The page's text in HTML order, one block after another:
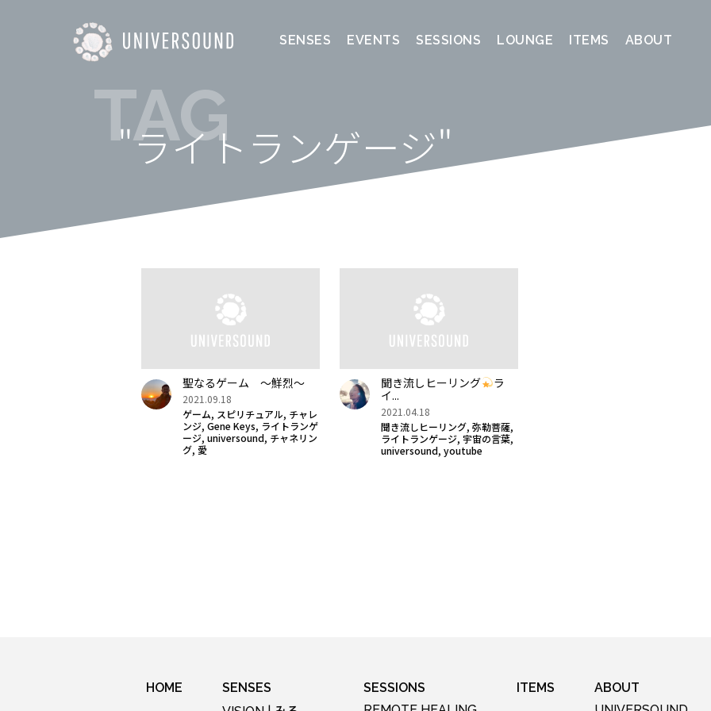
SENSES EVENTS SESSIONS LOUNGE ITEMS ABOUT
TAG
"ライトランゲージ"
聖なるゲーム 〜鮮烈〜
2021.09.18
ゲーム, スピリチュアル, チャレ
ンジ, Gene Keys, ライトランゲ
ージ, universound, チャネリン
グ, 愛
聞き流しヒーリング
ラ
イ...
2021.04.18
聞き流しヒーリング, 弥勒菩薩,
ライトランゲージ, 宇宙の言葉,
universound, youtube
HOME
SENSES
SESSIONS
ITEMS
ABOUT